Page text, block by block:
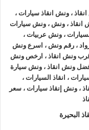
اسرع و ارخصونش انقاذ
اقرب ونش
الطارئة التي قد
ان تتعرض لحادث
نقلها الي اقرب
اتصل بنا الان
01120018852
البحيرة